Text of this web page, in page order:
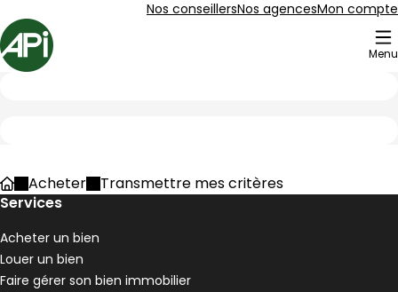
Nos conseillersNos agencesMon compte
Accueil
Menu
AccueilAcheter
Transmettre mes critères
Services
Acheter un bien
Louer un bien
Faire gérer son bien immobilier